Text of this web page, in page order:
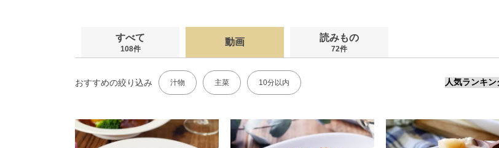
すべて
108件
動画 読みもの
72件
おすすめの絞り込み 汁物 主菜 10分以内